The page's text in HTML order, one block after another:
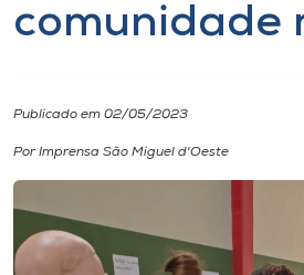
Unoesc
Internacionalização
comunidade
Publicado em 02/05/2023
Por Imprensa São Miguel d'Oeste